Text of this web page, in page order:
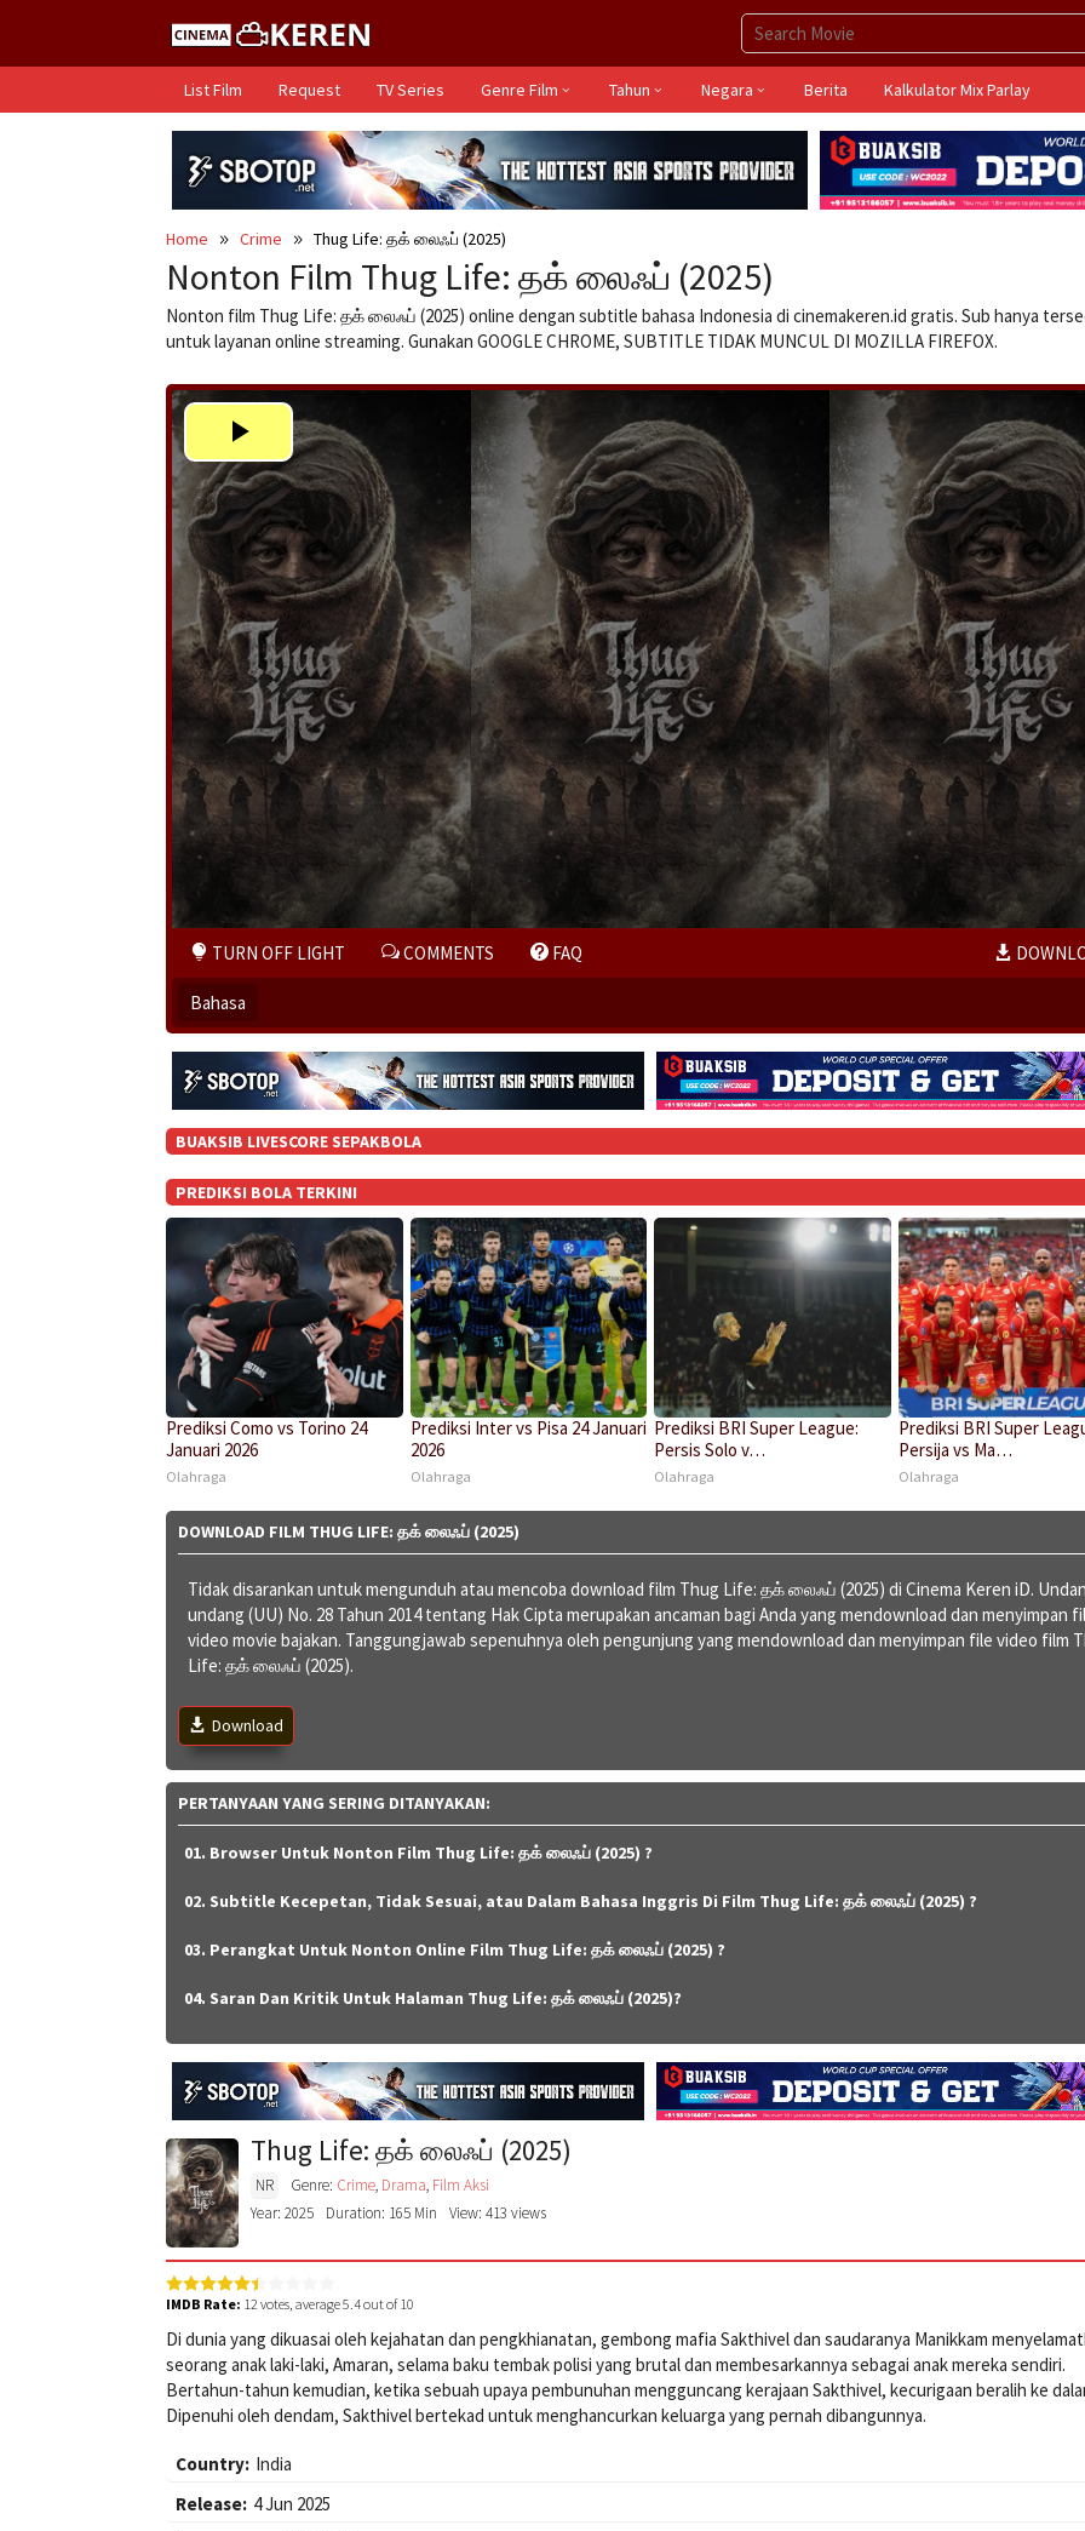
content
List Film Request TV Series Genre Film Tahun Negara Berita Kalkulator Mix Parlay
Home Crime Thug Life: தக் லைஃப் (2025)
Nonton Film Thug Life: தக் லைஃப் (2025)
Nonton film Thug Life: தக் லைஃப் (2025) online dengan subtitle bahasa Indonesia di cinemakeren.id gratis. Sub hanya
untuk layanan online streaming. Gunakan GOOGLE CHROME, SUBTITLE TIDAK MUNCUL DI MOZILLA FIREFOX.
Play
Video
TURN OFF LIGHT COMMENTS FAQ
Bahasa
BUAKSIB LIVESCORE SEPAKBOLA
PREDIKSI BOLA TERKINI
Prediksi Como vs Torino 24
Januari 2026
Olahraga
Prediksi Inter vs Pisa 24 Januari
2026
Olahraga
Prediksi BRI Super League:
Persis Solo v…
Olahraga
Prediksi BRI Super
Persija vs Ma…
Olahraga
DOWNLOAD FILM THUG LIFE: தக் லைஃப் (2025)
Tidak disarankan untuk mengunduh atau mencoba download film Thug Life: தக் லைஃப் (2025) di Cinema Keren iD.
undang (UU) No. 28 Tahun 2014 tentang Hak Cipta merupakan ancaman bagi Anda yang mendownload dan menyimpan
video movie bajakan. Tanggungjawab sepenuhnya oleh pengunjung yang mendownload dan menyimpan file video film
Life: தக் லைஃப் (2025).
Download
PERTANYAAN YANG SERING DITANYAKAN:
01. Browser Untuk Nonton Film Thug Life: தக் லைஃப் (2025) ?
02. Subtitle Kecepetan, Tidak Sesuai, atau Dalam Bahasa Inggris Di Film Thug Life: தக் லைஃப் (2025) ?
03. Perangkat Untuk Nonton Online Film Thug Life: தக் லைஃப் (2025) ?
04. Saran Dan Kritik Untuk Halaman Thug Life: தக் லைஃப் (2025)?
Thug Life: தக் லைஃப் (2025)
NR Genre: Crime, Drama, Film Aksi
Year: 2025
Duration: 165 Min View: 413 views
IMDB Rate: 12 votes, average5.4out of 10
Di dunia yang dikuasai oleh kejahatan dan pengkhianatan, gembong mafia Sakthivel dan saudaranya Manikkam
seorang anak laki-laki, Amaran, selama baku tembak polisi yang brutal dan membesarkannya sebagai anak mereka sendiri.
Bertahun-tahun kemudian, ketika sebuah upaya pembunuhan mengguncang kerajaan Sakthivel, kecurigaan beralih ke
Dipenuhi oleh dendam, Sakthivel bertekad untuk menghancurkan keluarga yang pernah dibangunnya.
Country: India
Release: 4 Jun 2025